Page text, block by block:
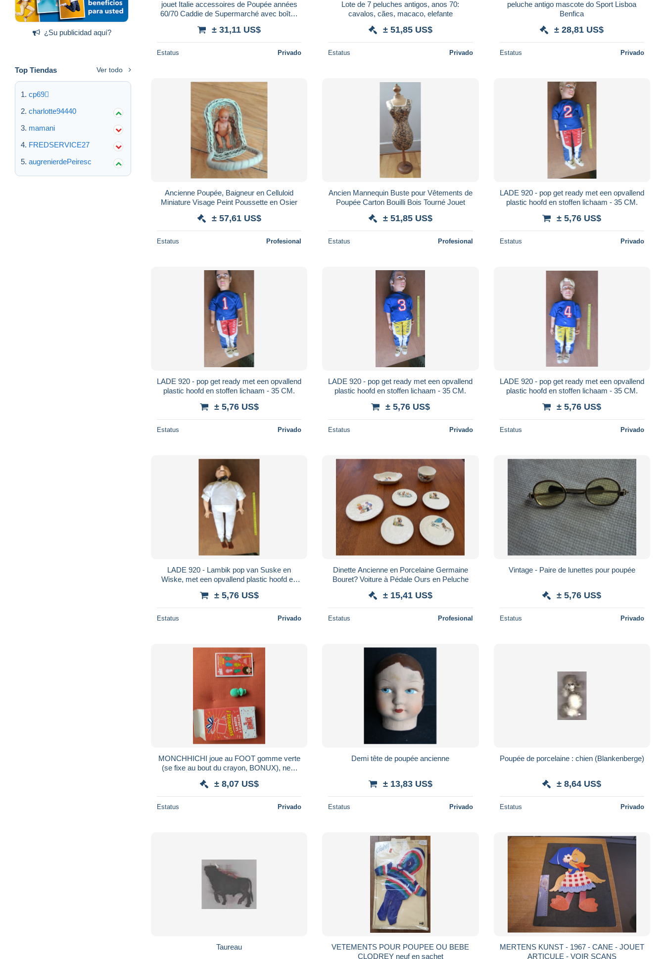
¿Su publicidad aquí?
Top Tiendas Ver todo
cp69
charlotte94440
mamani
FREDSERVICE27
augrenierdePeiresc
jouet Italie accessoires de Poupée années
60/70 Caddie de Supermarché avec boîtes
± 31,11 US$
Estatus Privado
Lote de 7 peluches antigos, anos 70:
cavalos, cães, macaco, elefante
± 51,85 US$
Estatus Privado
peluche antigo mascote do Sport Lisboa
Benfica
± 28,81 US$
Estatus Privado
Ancienne Poupée, Baigneur en Celluloid
Miniature Visage Peint Poussette en Osier
± 57,61 US$
Estatus Profesional
Ancien Mannequin Buste pour Vêtements de
Poupée Carton Bouilli Bois Tourné Jouet
± 51,85 US$
Estatus Profesional
LADE 920 - pop get ready met een opvallend
plastic hoofd en stoffen lichaam - 35 CM.
± 5,76 US$
Estatus Privado
LADE 920 - pop get ready met een opvallend
plastic hoofd en stoffen lichaam - 35 CM.
± 5,76 US$
Estatus Privado
LADE 920 - pop get ready met een opvallend
plastic hoofd en stoffen lichaam - 35 CM.
± 5,76 US$
Estatus Privado
LADE 920 - pop get ready met een opvallend
plastic hoofd en stoffen lichaam - 35 CM.
± 5,76 US$
Estatus Privado
LADE 920 - Lambik pop van Suske en
Wiske, met een opvallend plastic hoofd en
± 5,76 US$
Estatus Privado
Dinette Ancienne en Porcelaine Germaine
Bouret? Voiture à Pédale Ours en Peluche
± 15,41 US$
Estatus Profesional
Vintage - Paire de lunettes pour poupée
± 5,76 US$
Estatus Privado
MONCHHICHI joue au FOOT gomme verte
(se fixe au bout du crayon, BONUX), neuf
± 8,07 US$
Estatus Privado
Demi tête de poupée ancienne
± 13,83 US$
Estatus Privado
Poupée de porcelaine : chien (Blankenberge)
± 8,64 US$
Estatus Privado
Taureau
VETEMENTS POUR POUPEE OU BEBE
CLODREY neuf en sachet
MERTENS KUNST - 1967 - CANE - JOUET
ARTICULE - VOIR SCANS